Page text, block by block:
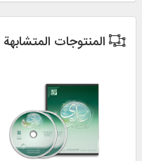
المنتوجات المتشابهة